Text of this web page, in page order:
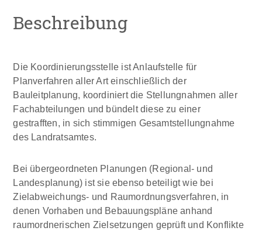
Beschreibung
Die Koordinierungsstelle ist Anlaufstelle für
Planverfahren aller Art einschließlich der
Bauleitplanung, koordiniert die Stellungnahmen aller
Fachabteilungen und bündelt diese zu einer
gestrafften, in sich stimmigen Gesamtstellungnahme
des Landratsamtes.
Bei übergeordneten Planungen (Regional- und
Landesplanung) ist sie ebenso beteiligt wie bei
Zielabweichungs- und Raumordnungsverfahren, in
denen Vorhaben und Bebauungspläne anhand
raumordnerischen Zielsetzungen geprüft und Konflikte